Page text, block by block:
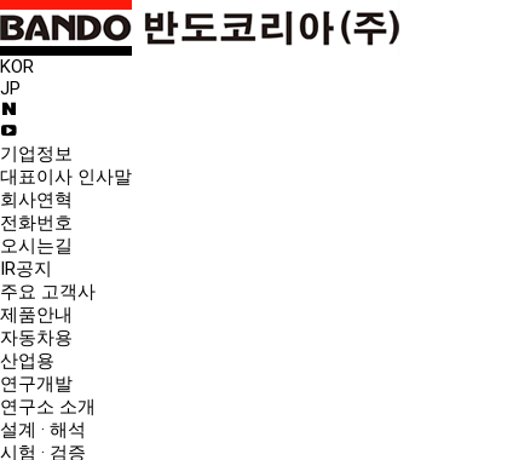
KOR
JP
기업정보
대표이사 인사말
회사연혁
전화번호
오시는길
IR공지
주요 고객사
제품안내
자동차용
산업용
연구개발
연구소 소개
설계 · 해석
시험 · 검증